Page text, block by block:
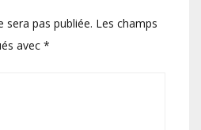
sera pas publiée. Les champs
avec *